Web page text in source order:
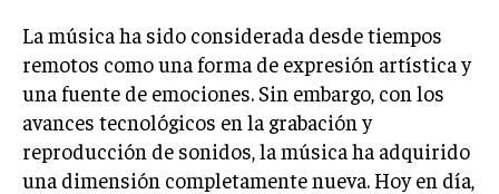
La música ha sido considerada desde tiempos
remotos como una forma de expresión artística y
una fuente de emociones. Sin embargo, con los
avances tecnológicos en la grabación y
reproducción de sonidos, la música ha adquirido
una dimensión completamente nueva. Hoy en día,